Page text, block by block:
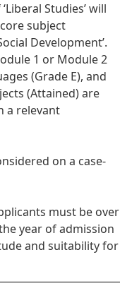
Studies’ will
subject
Development’.
1 or Module 2
(Grade E), and
(Attained) are
a relevant
on a case-
must be over
year of admission
and suitability for